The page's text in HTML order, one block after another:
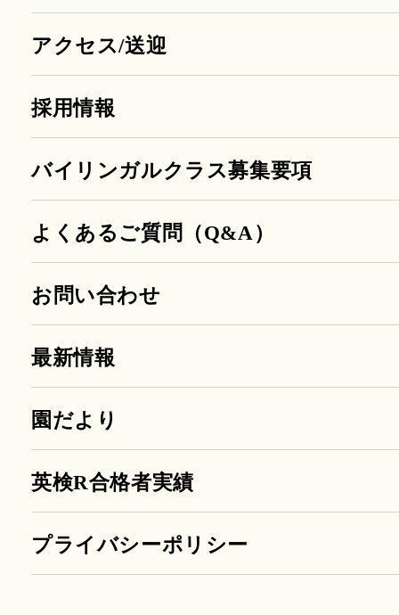
アクセス/送迎
採用情報
バイリンガルクラス募集要項
よくあるご質問（Q&A）
お問い合わせ
最新情報
園だより
英検R合格者実績
プライバシーポリシー